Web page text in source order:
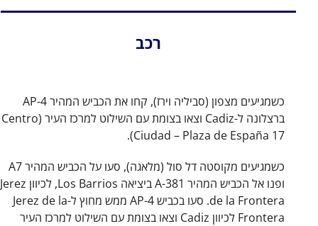
רכב
כשמגיעים מצפון (סביליה וירז), קחו את הכביש המהיר AP-4
ברצלונה ל-Cadiz וצאו בצומת עם השילוט למרכז העיר (Centro
Ciudad – Plaza de España 17).
כשמגיעים מקוסטה דל סול (מלאגה), סעו על הכביש המהיר A7
ופנו אל הכביש המהיר A-381 ביציאה Los Barrios, לכיוון Jerez
de la Frontera. סעו בכביש AP-4 ממש מחוץ ל-Jerez de la
Frontera לכיוון Cadiz וצאו בצומת עם השילוט למרכז העיר